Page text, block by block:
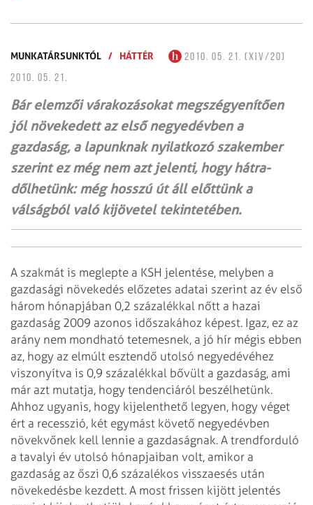
MUNKATÁRSUNKTÓL / HÁTTÉR
2010. 05. 21. (XIV/20)
2010. 05. 21.
Bár elemzői várakozásokat megszégyenítően
jól növekedett az első negyedévben a
gazdaság, a lapunknak nyilatkozó szakember
szerint ez még nem azt jelenti, hogy hátra­
dőlhetünk: még hosszú út áll előttünk a
válságból való kijövetel tekintetében.
A szakmát is meglepte a KSH jelentése, melyben a
gazdasági növekedés előzetes adatai szerint az év első
három hónapjában 0,2 százalékkal nőtt a hazai
gazdaság 2009 azonos időszakához képest. Igaz, ez az
arány nem mondható tetemesnek, a jó hír mégis ebben
az, hogy az elmúlt esztendő utolsó negyedévéhez
viszonyítva is 0,9 százalékkal bővült a gazdaság, ami
már azt mutatja, hogy tendenciáról beszélhetünk.
Ahhoz ugyanis, hogy kijelenthető legyen, hogy véget
ért a recesszió, két egymást követő negyedévben
növekvőnek kell lennie a gazdaságnak. A trendforduló
a tavalyi év utolsó hónapjaiban volt, amikor a
gazdaság az őszi 0,6 százalékos visszaesés után
növekedésbe kezdett. A most frissen kijött jelentés